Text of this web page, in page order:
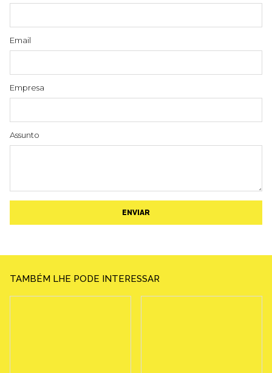
Email
Empresa
Assunto
ENVIAR
TAMBÉM LHE PODE INTERESSAR